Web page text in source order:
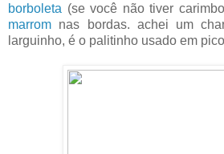
borboleta (se você não tiver
marrom nas bordas. achei um
larguinho, é o palitinho usado em